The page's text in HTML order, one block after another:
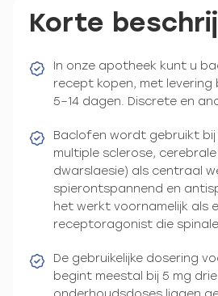
Korte
In onze apotheek kunt u
recept kopen, met levering
5–14 dagen. Discrete en
Baclofen wordt gebruikt
multiple sclerose,
dwarslaesie) als centraal
spierontspannend en
het werkt voornamelijk als
receptoragonist die
De gebruikelijke dosering
begint meestal bij 5 mg